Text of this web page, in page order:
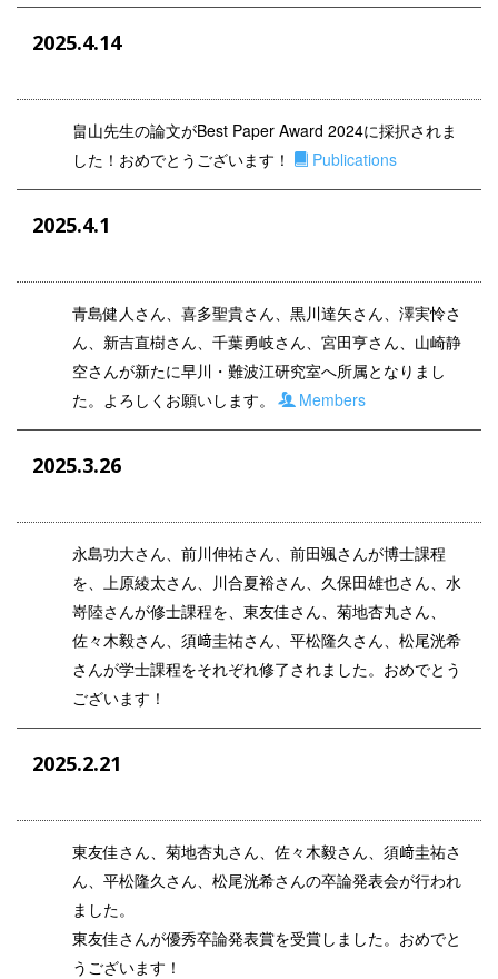
2025.4.14
畠山先生の論文がBest Paper Award 2024に採択されま
した！おめでとうございます！
Publications
2025.4.1
青島健人さん、喜多聖貴さん、黒川達矢さん、澤実怜さ
ん、新吉直樹さん、千葉勇岐さん、宮田亨さん、山崎静
空さんが新たに早川・難波江研究室へ所属となりまし
た。よろしくお願いします。
Members
2025.3.26
永島功大さん、前川伸祐さん、前田颯さんが博士課程
を、上原綾太さん、川合夏裕さん、久保田雄也さん、水
嵜陸さんが修士課程を、東友佳さん、菊地杏丸さん、
佐々木毅さん、須﨑圭祐さん、平松隆久さん、松尾洸希
さんが学士課程をそれぞれ修了されました。おめでとう
ございます！
2025.2.21
東友佳さん、菊地杏丸さん、佐々木毅さん、須﨑圭祐さ
ん、平松隆久さん、松尾洸希さんの卒論発表会が行われ
ました。
東友佳さんが優秀卒論発表賞を受賞しました。おめでと
うございます！